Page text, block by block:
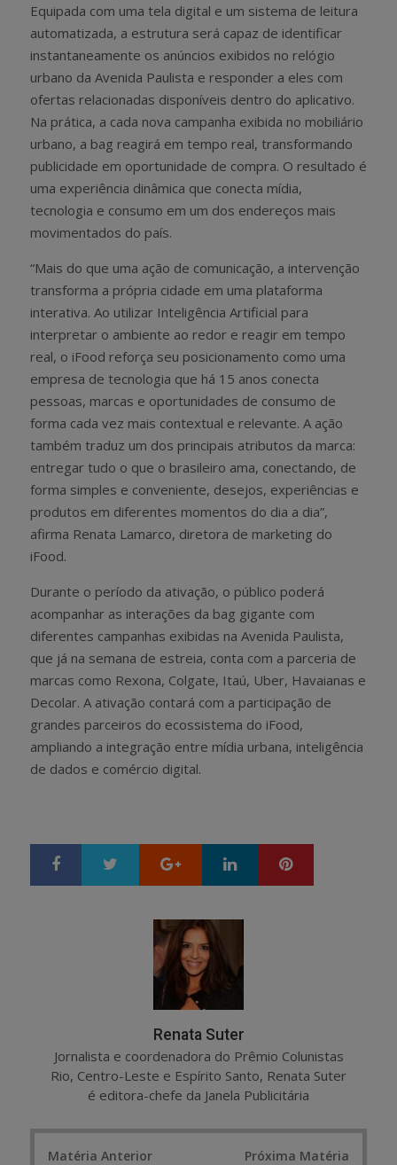
Equipada com uma tela digital e um sistema de leitura
automatizada, a estrutura será capaz de identificar
instantaneamente os anúncios exibidos no relógio
urbano da Avenida Paulista e responder a eles com
ofertas relacionadas disponíveis dentro do aplicativo.
Na prática, a cada nova campanha exibida no mobiliário
urbano, a bag reagirá em tempo real, transformando
publicidade em oportunidade de compra. O resultado é
uma experiência dinâmica que conecta mídia,
tecnologia e consumo em um dos endereços mais
movimentados do país.
“Mais do que uma ação de comunicação, a intervenção
transforma a própria cidade em uma plataforma
interativa. Ao utilizar Inteligência Artificial para
interpretar o ambiente ao redor e reagir em tempo
real, o iFood reforça seu posicionamento como uma
empresa de tecnologia que há 15 anos conecta
pessoas, marcas e oportunidades de consumo de
forma cada vez mais contextual e relevante. A ação
também traduz um dos principais atributos da marca:
entregar tudo o que o brasileiro ama, conectando, de
forma simples e conveniente, desejos, experiências e
produtos em diferentes momentos do dia a dia”,
afirma Renata Lamarco, diretora de marketing do
iFood.
Durante o período da ativação, o público poderá
acompanhar as interações da bag gigante com
diferentes campanhas exibidas na Avenida Paulista,
que já na semana de estreia, conta com a parceria de
marcas como Rexona, Colgate, Itaú, Uber, Havaianas e
Decolar. A ativação contará com a participação de
grandes parceiros do ecossistema do iFood,
ampliando a integração entre mídia urbana, inteligência
de dados e comércio digital.
Google+ LinkedIn
Renata Suter
Jornalista e coordenadora do Prêmio Colunistas
Rio, Centro-Leste e Espírito Santo, Renata Suter
é editora-chefe da Janela Publicitária
Matéria Anterior Próxima Matéria